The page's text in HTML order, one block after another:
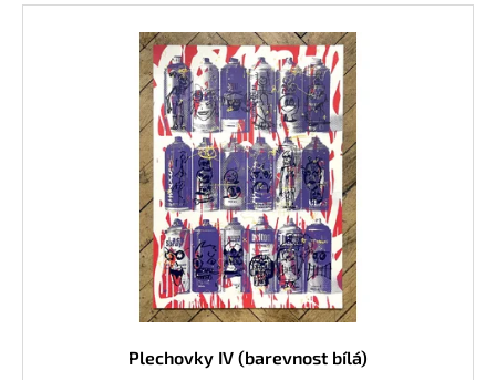
Plechovky IV (barevnost bílá)